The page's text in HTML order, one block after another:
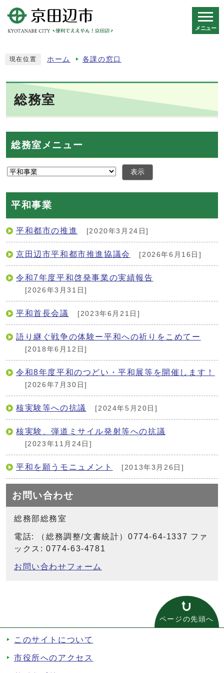
メニュー
現在位置 ホーム 各課の窓口
総務室
総務室メニュー
表示
平和事業
平和都市の推進 [2020年3月24日]
京田辺市平和都市推進協議会 [2026年6月16日]
令和7年度平和啓発事業の実績報告
[2026年3月31日]
平和首長会議 [2023年6月21日]
語り継ぐ戦争の体験ー平和への祈りをこめてー
[2018年6月12日]
令和8年度平和のつどい・平和展等を開催します！
[2026年7月30日]
核実験等への抗議 [2024年5月20日]
核実験、弾道ミサイル発射等への抗議
[2023年11月24日]
平和を願うモニュメント [2013年3月26日]
お問い合わせ
総務部総務室
電話: （総務調整/文書統計）0774-64-1337 ファ
ックス: 0774-63-4781
お問い合わせフォーム
ページの先頭へ
このサイトについて
市役所へのアクセス